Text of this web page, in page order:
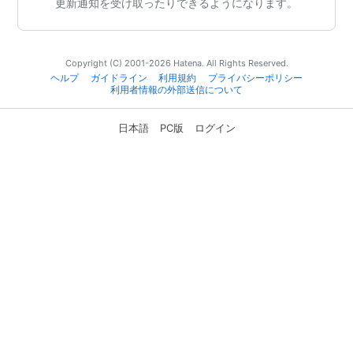
Copyright (C) 2001-2026 Hatena. All Rights Reserved.
ヘルプ
ガイドライン 利用規約
プライバシーポリシー
利用者情報の外部送信について
日本語 PC版 ログイン